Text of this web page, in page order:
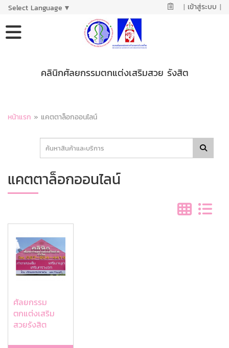
Select Language ▼ | เข้าสู่ระบบ |
คลินิกศัลยกรรมตกแต่งเสริมสวย รังสิต
หน้าแรก » แคตตาล็อกออนไลน์
แคตตาล็อกออนไลน์
ศัลยกรรม
ตกแต่งเสริม
สวยรังสิต